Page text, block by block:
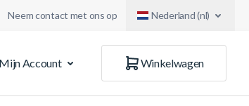
Neem contact met ons op Nederland (nl)
Mijn Account
Winkelwagen